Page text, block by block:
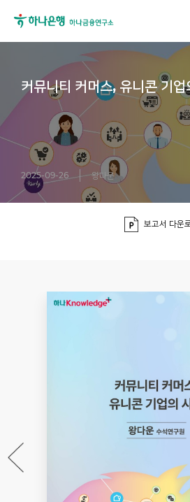
커뮤니티 커머스, 유니콘 기업
2025-09-26 왕다운
보고서 다운